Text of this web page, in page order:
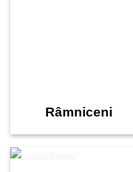
Râmniceni